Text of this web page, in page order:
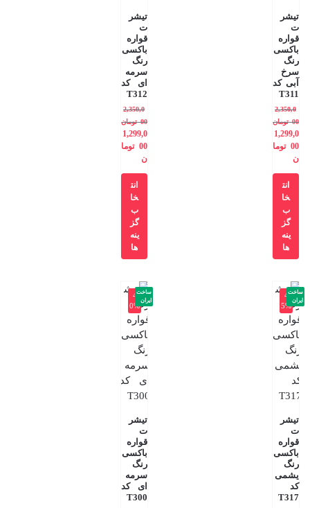
تیشر
ت
قواره
باکسی
رنگ
سرخ
آبی کد
T311
2,350,0
00 تومان
1,299,0
00 توما
ن
انت
خا
ب
گز
ینه
ها
تیشر
ت
قواره
باکسی
رنگ
سرمه
ای کد
T312
2,350,0
00 تومان
1,299,0
00 توما
ن
انت
خا
ب
گز
ینه
ها
-4
5%
تیشر
ت
قواره
باکسی
رنگ
یشمی
کد
T317
ساخت
ایران
-4
0%
تیشر
ت
قواره
باکسی
رنگ
سرمه
ای کد
T300
ساخت
ایران